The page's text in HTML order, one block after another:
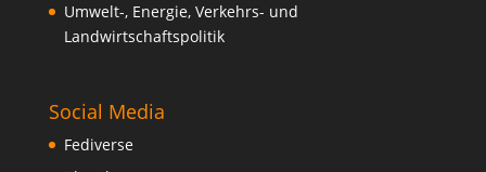
Umwelt-, Energie, Verkehrs- und
Landwirtschaftspolitik
Social Media
Fediverse